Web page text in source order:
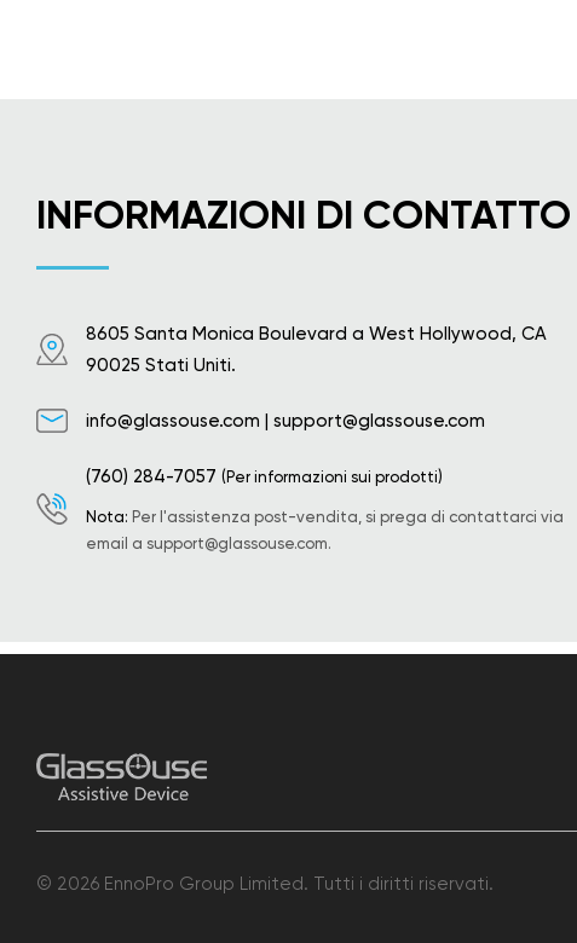
INFORMAZIONI DI CONTATTO
8605 Santa Monica Boulevard a West Hollywood, CA
90025 Stati Uniti.
info@glassouse.com | support@glassouse.com
(760) 284-7057 (Per informazioni sui prodotti)
Nota: Per l'assistenza post-vendita, si prega di contattarci via
email a support@glassouse.com.
© 2026 EnnoPro Group Limited. Tutti i diritti riservati.